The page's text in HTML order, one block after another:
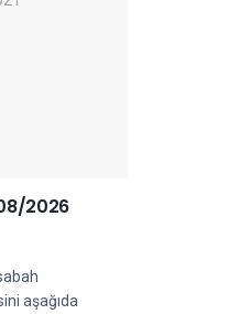
2026
aşağıda